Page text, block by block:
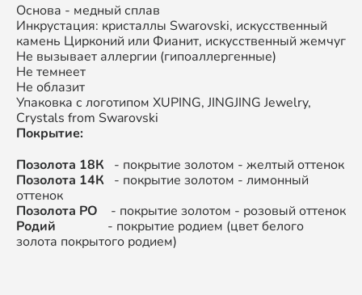
Основа - медный сплав
Инкрустация: кристаллы Swarovski, искусственный
камень Цирконий или Фианит, искусственный жемчуг
Не вызывает аллергии (гипоаллергенные)
Не темнеет
Не облазит
Упаковка с логотипом XUPING, JINGJING Jewelry,
Crystals from Swarovski
Покрытие:
Позолота 18К - покрытие золотом - желтый оттенок
Позолота 14К - покрытие золотом - лимонный
оттенок
Позолота РО
- покрытие золотом - розовый оттенок
Родий - покрытие родием (цвет белого
золота покрытого родием)